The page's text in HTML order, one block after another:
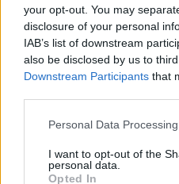
your opt-out. You may
disclosure of your personal
IAB’s list of downstream
also be disclosed by us to
Downstream Participants that
Please note that this website/
not limited to your visit or
grant or deny consent to
Personal Data
I want to opt-out of the
personal data.
Opted In